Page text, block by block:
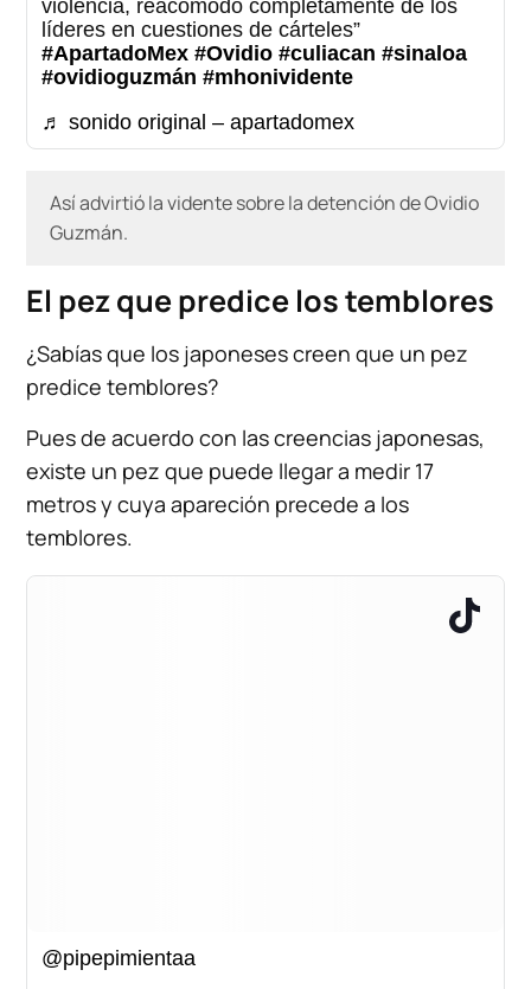
violencia, reacomodo completamente de los
líderes en cuestiones de cárteles”
#ApartadoMex #Ovidio #culiacan #sinaloa
#ovidioguzmán #mhonividente
♬ sonido original – apartadomex
Así advirtió la vidente sobre la detención de Ovidio
Guzmán.
El pez que predice los temblores
¿Sabías que los japoneses creen que un pez
predice temblores?
Pues de acuerdo con las creencias japonesas,
existe un pez que puede llegar a medir 17
metros y cuya apareción precede a los
temblores.
@pipepimientaa